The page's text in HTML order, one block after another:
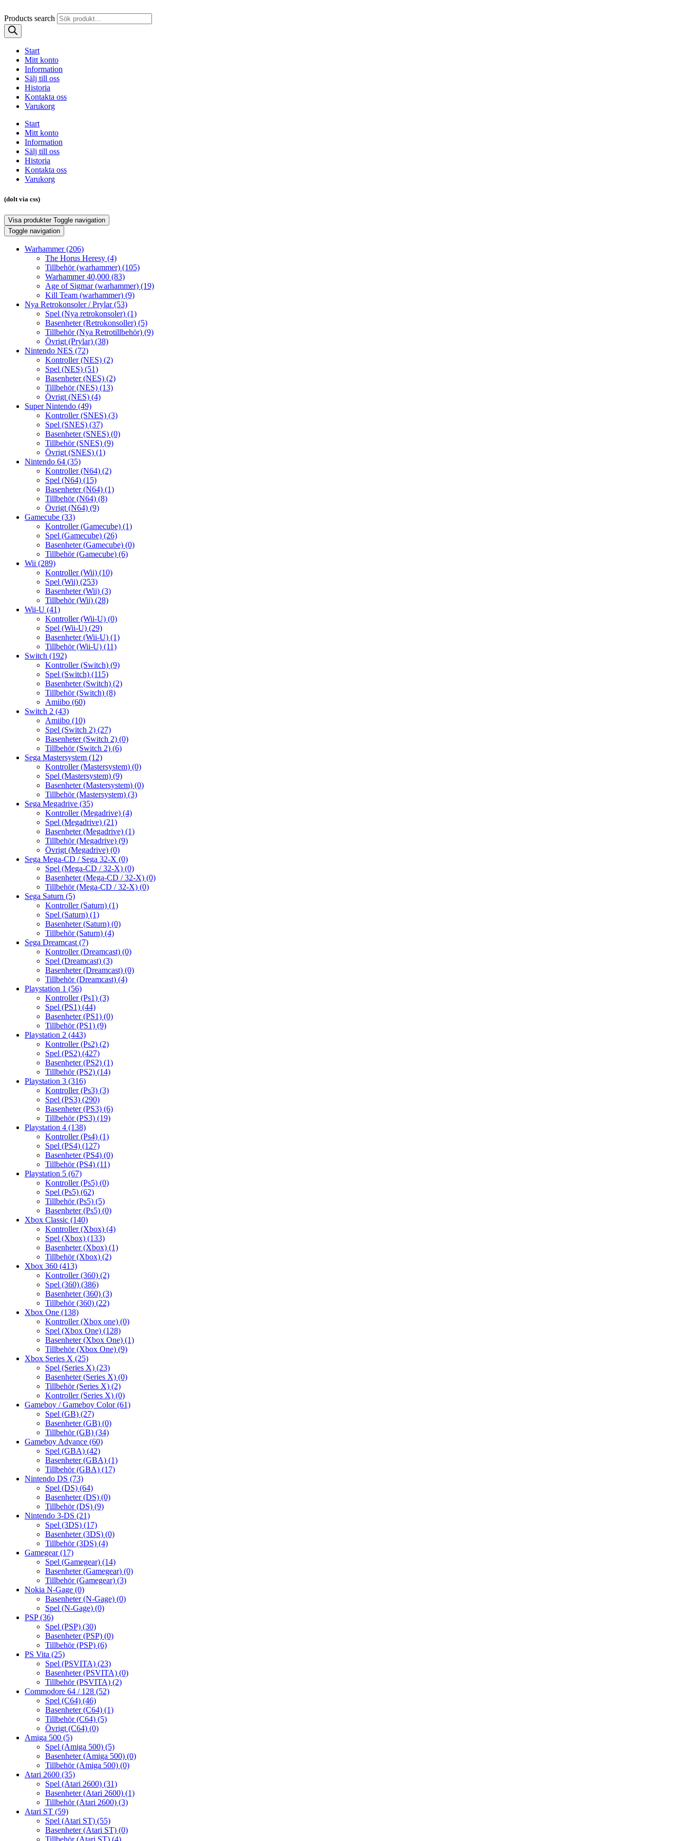
Products search
Start
Mitt konto
Information
Sälj till oss
Historia
Kontakta oss
Varukorg
Start
Mitt konto
Information
Sälj till oss
Historia
Kontakta oss
Varukorg
(dolt via css)
Visa produkter Toggle navigation
Toggle navigation
Warhammer(206)
The Horus Heresy (4)
Tillbehör (warhammer) (105)
Warhammer 40,000 (83)
Age of Sigmar (warhammer) (19)
Kill Team (warhammer) (9)
Nya Retrokonsoler / Prylar(53)
Spel (Nya retrokonsoler) (1)
Basenheter (Retrokonsoller) (5)
Tillbehör (Nya Retrotillbehör) (9)
Övrigt (Prylar) (38)
Nintendo NES (72)
Kontroller (NES) (2)
Spel (NES) (51)
Basenheter (NES) (2)
Tillbehör (NES) (13)
Övrigt (NES) (4)
Super Nintendo (49)
Kontroller (SNES) (3)
Spel (SNES) (37)
Basenheter (SNES) (0)
Tillbehör (SNES) (9)
Övrigt (SNES) (1)
Nintendo 64 (35)
Kontroller (N64) (2)
Spel (N64) (15)
Basenheter (N64) (1)
Tillbehör (N64) (8)
Övrigt (N64) (9)
Gamecube (33)
Kontroller (Gamecube) (1)
Spel (Gamecube) (26)
Basenheter (Gamecube) (0)
Tillbehör (Gamecube) (6)
Wii (289)
Kontroller (Wii) (10)
Spel (Wii) (253)
Basenheter (Wii) (3)
Tillbehör (Wii) (28)
Wii-U (41)
Kontroller (Wii-U) (0)
Spel (Wii-U) (29)
Basenheter (Wii-U) (1)
Tillbehör (Wii-U) (11)
Switch (192)
Kontroller (Switch) (9)
Spel (Switch) (115)
Basenheter (Switch) (2)
Tillbehör (Switch) (8)
Amiibo (60)
Switch 2 (43)
Amiibo (10)
Spel (Switch 2) (27)
Basenheter (Switch 2) (0)
Tillbehör (Switch 2) (6)
Sega Mastersystem (12)
Kontroller (Mastersystem) (0)
Spel (Mastersystem) (9)
Basenheter (Mastersystem) (0)
Tillbehör (Mastersystem) (3)
Sega Megadrive (35)
Kontroller (Megadrive) (4)
Spel (Megadrive) (21)
Basenheter (Megadrive) (1)
Tillbehör (Megadrive) (9)
Övrigt (Megadrive) (0)
Sega Mega-CD / Sega 32-X (0)
Spel (Mega-CD / 32-X) (0)
Basenheter (Mega-CD / 32-X) (0)
Tillbehör (Mega-CD / 32-X) (0)
Sega Saturn (5)
Kontroller (Saturn) (1)
Spel (Saturn) (1)
Basenheter (Saturn) (0)
Tillbehör (Saturn) (4)
Sega Dreamcast (7)
Kontroller (Dreamcast) (0)
Spel (Dreamcast) (3)
Basenheter (Dreamcast) (0)
Tillbehör (Dreamcast) (4)
Playstation 1 (56)
Kontroller (Ps1) (3)
Spel (PS1) (44)
Basenheter (PS1) (0)
Tillbehör (PS1) (9)
Playstation 2 (443)
Kontroller (Ps2) (2)
Spel (PS2) (427)
Basenheter (PS2) (1)
Tillbehör (PS2) (14)
Playstation 3 (316)
Kontroller (Ps3) (3)
Spel (PS3) (290)
Basenheter (PS3) (6)
Tillbehör (PS3) (19)
Playstation 4 (138)
Kontroller (Ps4) (1)
Spel (PS4) (127)
Basenheter (PS4) (0)
Tillbehör (PS4) (11)
Playstation 5 (67)
Kontroller (Ps5) (0)
Spel (Ps5) (62)
Tillbehör (Ps5) (5)
Basenheter (Ps5) (0)
Xbox Classic (140)
Kontroller (Xbox) (4)
Spel (Xbox) (133)
Basenheter (Xbox) (1)
Tillbehör (Xbox) (2)
Xbox 360 (413)
Kontroller (360) (2)
Spel (360) (386)
Basenheter (360) (3)
Tillbehör (360) (22)
Xbox One (138)
Kontroller (Xbox one) (0)
Spel (Xbox One) (128)
Basenheter (Xbox One) (1)
Tillbehör (Xbox One) (9)
Xbox Series X (25)
Spel (Series X) (23)
Basenheter (Series X) (0)
Tillbehör (Series X) (2)
Kontroller (Series X) (0)
Gameboy / Gameboy Color(61)
Spel (GB) (27)
Basenheter (GB) (0)
Tillbehör (GB) (34)
Gameboy Advance (60)
Spel (GBA) (42)
Basenheter (GBA) (1)
Tillbehör (GBA) (17)
Nintendo DS (73)
Spel (DS) (64)
Basenheter (DS) (0)
Tillbehör (DS) (9)
Nintendo 3-DS (21)
Spel (3DS) (17)
Basenheter (3DS) (0)
Tillbehör (3DS) (4)
Gamegear(17)
Spel (Gamegear) (14)
Basenheter (Gamegear) (0)
Tillbehör (Gamegear) (3)
Nokia N-Gage (0)
Basenheter (N-Gage) (0)
Spel (N-Gage) (0)
PSP(36)
Spel (PSP) (30)
Basenheter (PSP) (0)
Tillbehör (PSP) (6)
PS Vita (25)
Spel (PSVITA) (23)
Basenheter (PSVITA) (0)
Tillbehör (PSVITA) (2)
Commodore 64 / 128 (52)
Spel (C64) (46)
Basenheter (C64) (1)
Tillbehör (C64) (5)
Övrigt (C64) (0)
Amiga 500 (5)
Spel (Amiga 500) (5)
Basenheter (Amiga 500) (0)
Tillbehör (Amiga 500) (0)
Atari 2600 (35)
Spel (Atari 2600) (31)
Basenheter (Atari 2600) (1)
Tillbehör (Atari 2600) (3)
Atari ST (59)
Spel (Atari ST) (55)
Basenheter (Atari ST) (0)